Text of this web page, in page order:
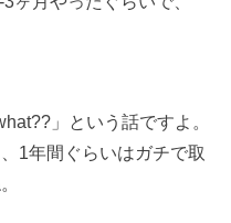
」という話ですよ。
1年間ぐらいはガチで取